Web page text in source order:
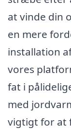
at vinde din
en mere
installation
vores
fat i
med
vigtigt for at